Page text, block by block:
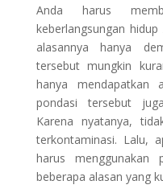
Anda harus
keberlangsungan
alasannya hanya
tersebut mungkin
hanya
pondasi tersebut
Karena nyatanya,
terkontaminasi. Lalu,
harus menggunakan
beberapa alasan yang